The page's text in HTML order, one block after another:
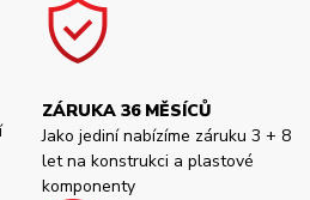
ZÁRUKA 36 MĚSÍCŮ
Jako jediní nabízíme záruku 3 + 8
let na konstrukci a plastové
komponenty